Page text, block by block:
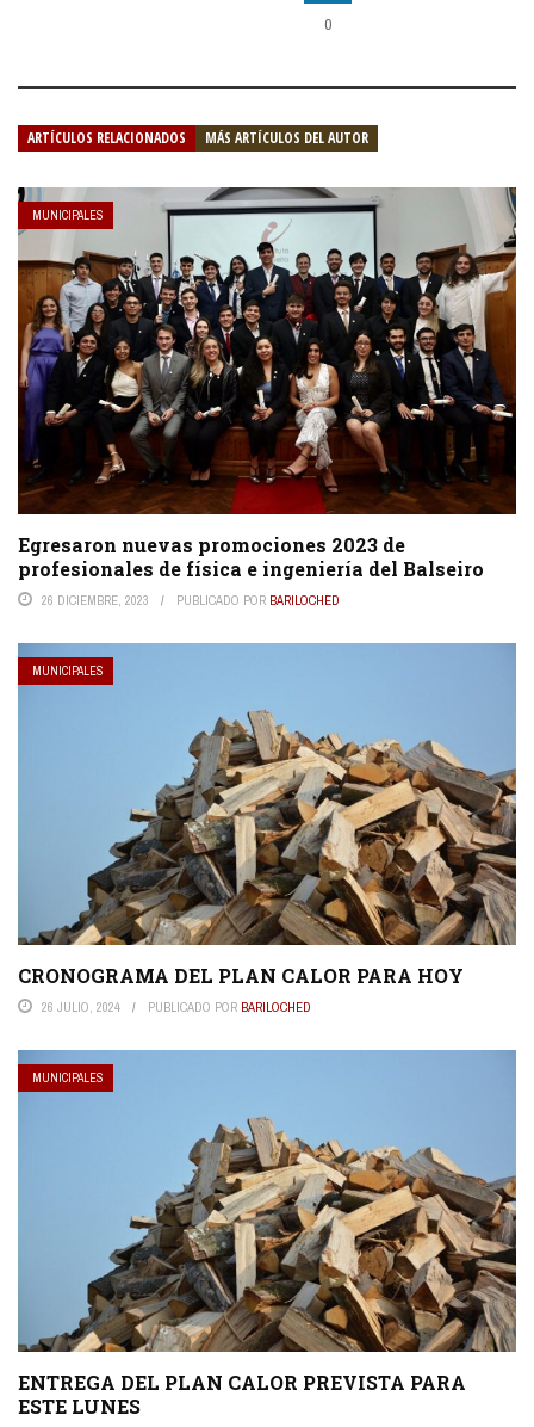
0
ARTÍCULOS RELACIONADOS MÁS ARTÍCULOS DEL AUTOR
MUNICIPALES
Egresaron nuevas promociones 2023 de
profesionales de física e ingeniería del Balseiro
26 DICIEMBRE, 2023 PUBLICADO POR BARILOCHED
MUNICIPALES
CRONOGRAMA DEL PLAN CALOR PARA HOY
26 JULIO, 2024 PUBLICADO POR BARILOCHED
MUNICIPALES
ENTREGA DEL PLAN CALOR PREVISTA PARA
ESTE LUNES